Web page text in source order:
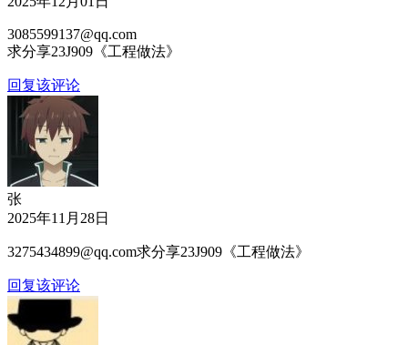
3085599137@qq.com
求分享23J909《工程做法》
回复该评论
张
2025年11月28日
3275434899@qq.com求分享23J909《工程做法》
回复该评论